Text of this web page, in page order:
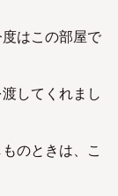
はこの部屋で
してくれまし
のときは、こ